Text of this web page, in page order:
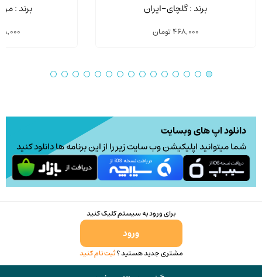
برند : گلچای-ایران
468,000تومان
برند :
دانلود اپ های وبسایت
شما میتوانید اپلیکیشن وب سایت زیر را از این برنامه ها دانلود کنید
برای ورود به سیستم کلیک کنید
ورود
مشتری جدید هستید ؟ثبت نام کنید